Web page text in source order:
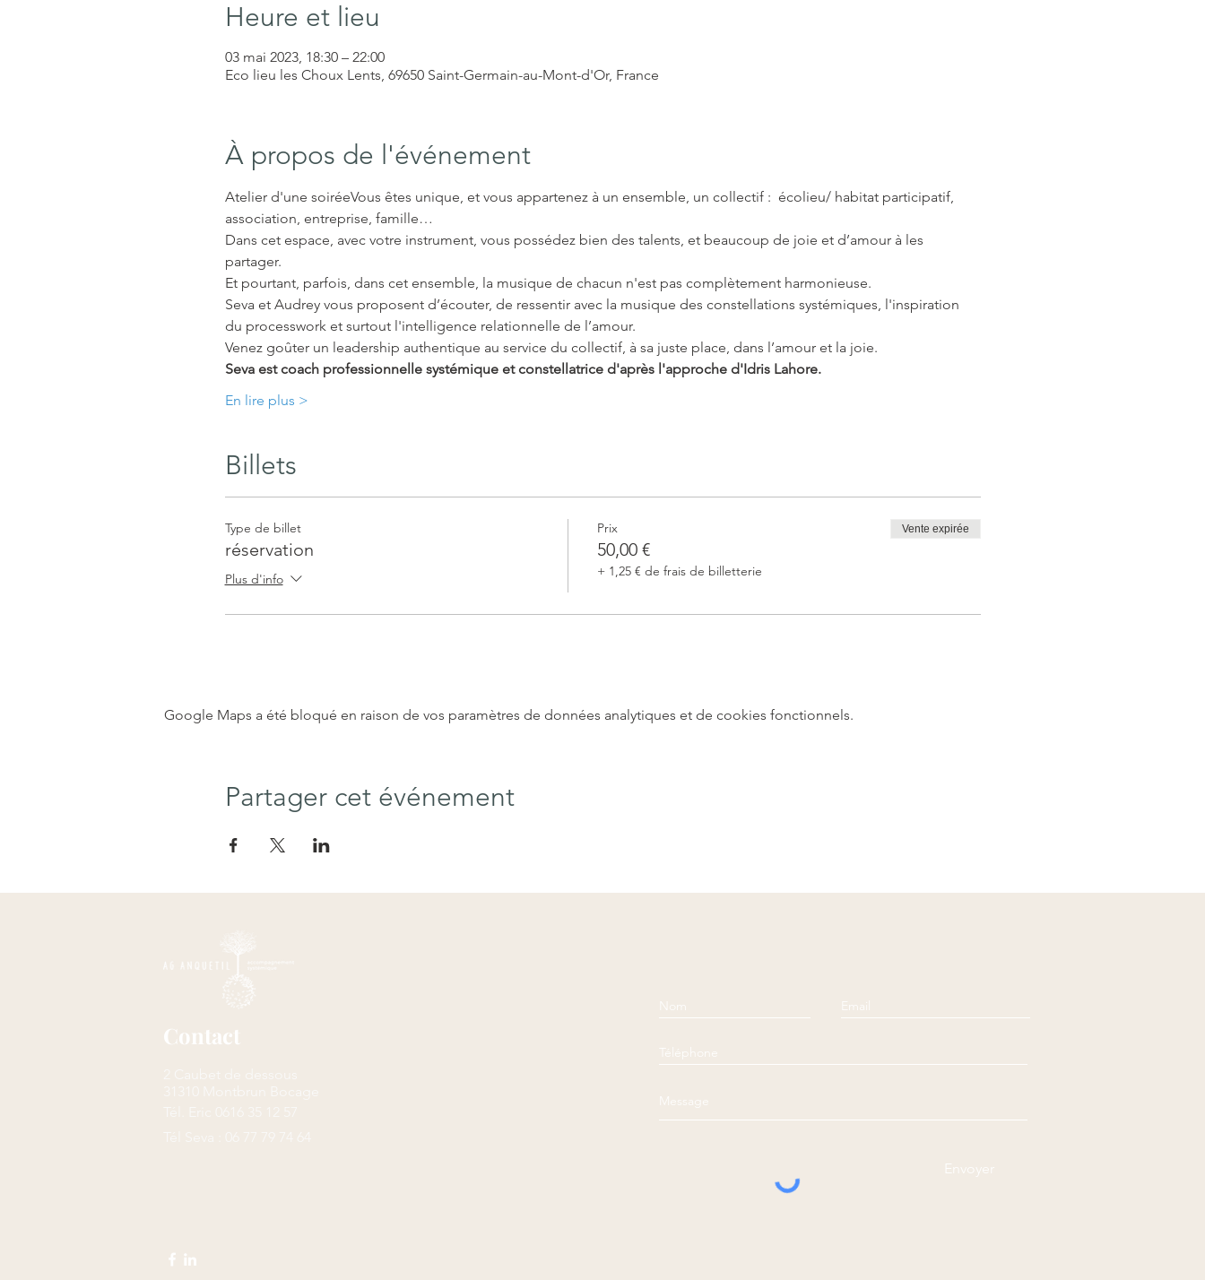
Heure et lieu
03 mai 2023, 18:30 – 22:00
Eco lieu les Choux Lents, 69650 Saint-Germain-au-Mont-d'Or, France
À propos de l'événement
Atelier d'une soiréeVous êtes unique, et vous appartenez à un ensemble, un collectif :  écolieu/ habitat participatif,
association, entreprise, famille…
Dans cet espace, avec votre instrument, vous possédez bien des talents, et beaucoup de joie et d’amour à les
partager.
Et pourtant, parfois, dans cet ensemble, la musique de chacun n'est pas complètement harmonieuse.
Seva et Audrey vous proposent d’écouter, de ressentir avec la musique des constellations systémiques, l'inspiration
du processwork et surtout l'intelligence relationnelle de l’amour.
Venez goûter un leadership authentique au service du collectif, à sa juste place, dans l’amour et la joie.
Seva est coach professionnelle systémique et constellatrice d'après l'approche d'Idris Lahore.
En lire plus >
Billets
Type de billet
réservation
Plus d'info
Prix
50,00 €
+ 1,25 € de frais de billetterie
Vente expirée
Google Maps a été bloqué en raison de vos paramètres de données analytiques et de cookies fonctionnels.
Partager cet événement
Contact
Envoyer